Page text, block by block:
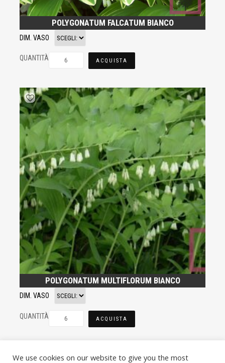
POLYGONATUM FALCATUM BIANCO
DIM. VASO
QUANTITÀ ACQUISTA
POLYGONATUM MULTIFLORUM BIANCO
DIM. VASO
QUANTITÀ ACQUISTA
We use cookies on our website to give you the most